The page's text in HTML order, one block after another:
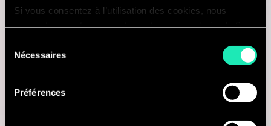
Si vous consentez à l’utilisation des cookies, nous
consentir à cette utilisation à nouveau. Si vous ne
fonctionnement et ne personnalisera pas votre
Nécessaires
Préférences
Directeur(-trice) en Stratégie et
Transformation IA